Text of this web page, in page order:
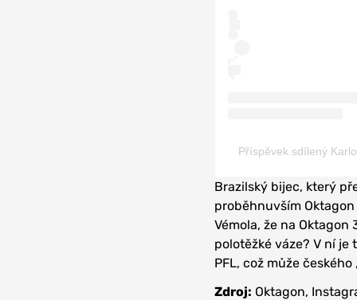
Příspěvek sdílený
Brazilský bijec, který
proběhnuvším
Vémola, že na
polotěžké váze? V ní je
PFL, což může českého
Zdroj: Oktagon,